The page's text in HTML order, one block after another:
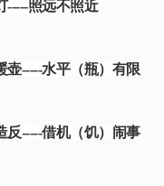
-----照远不照近
壶-----水平（瓶）有限
反-----借机（饥）闹事